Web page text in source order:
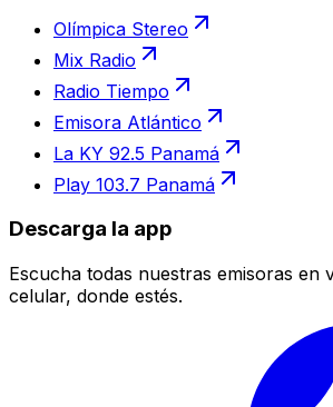
Olímpica Stereo
Mix Radio
Radio Tiempo
Emisora Atlántico
La KY 92.5 Panamá
Play 103.7 Panamá
Descarga la app
Escucha todas nuestras emisoras en
celular, donde estés.